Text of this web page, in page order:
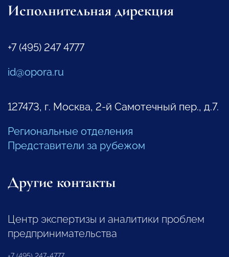
Исполнительная дирекция
+7 (495) 247 4777
id@opora.ru
127473, г. Москва, 2-й Самотечный пер., д.7.
Региональные отделения
Представители за рубежом
Другие контакты
Центр экспертизы и аналитики проблем
предпринимательства